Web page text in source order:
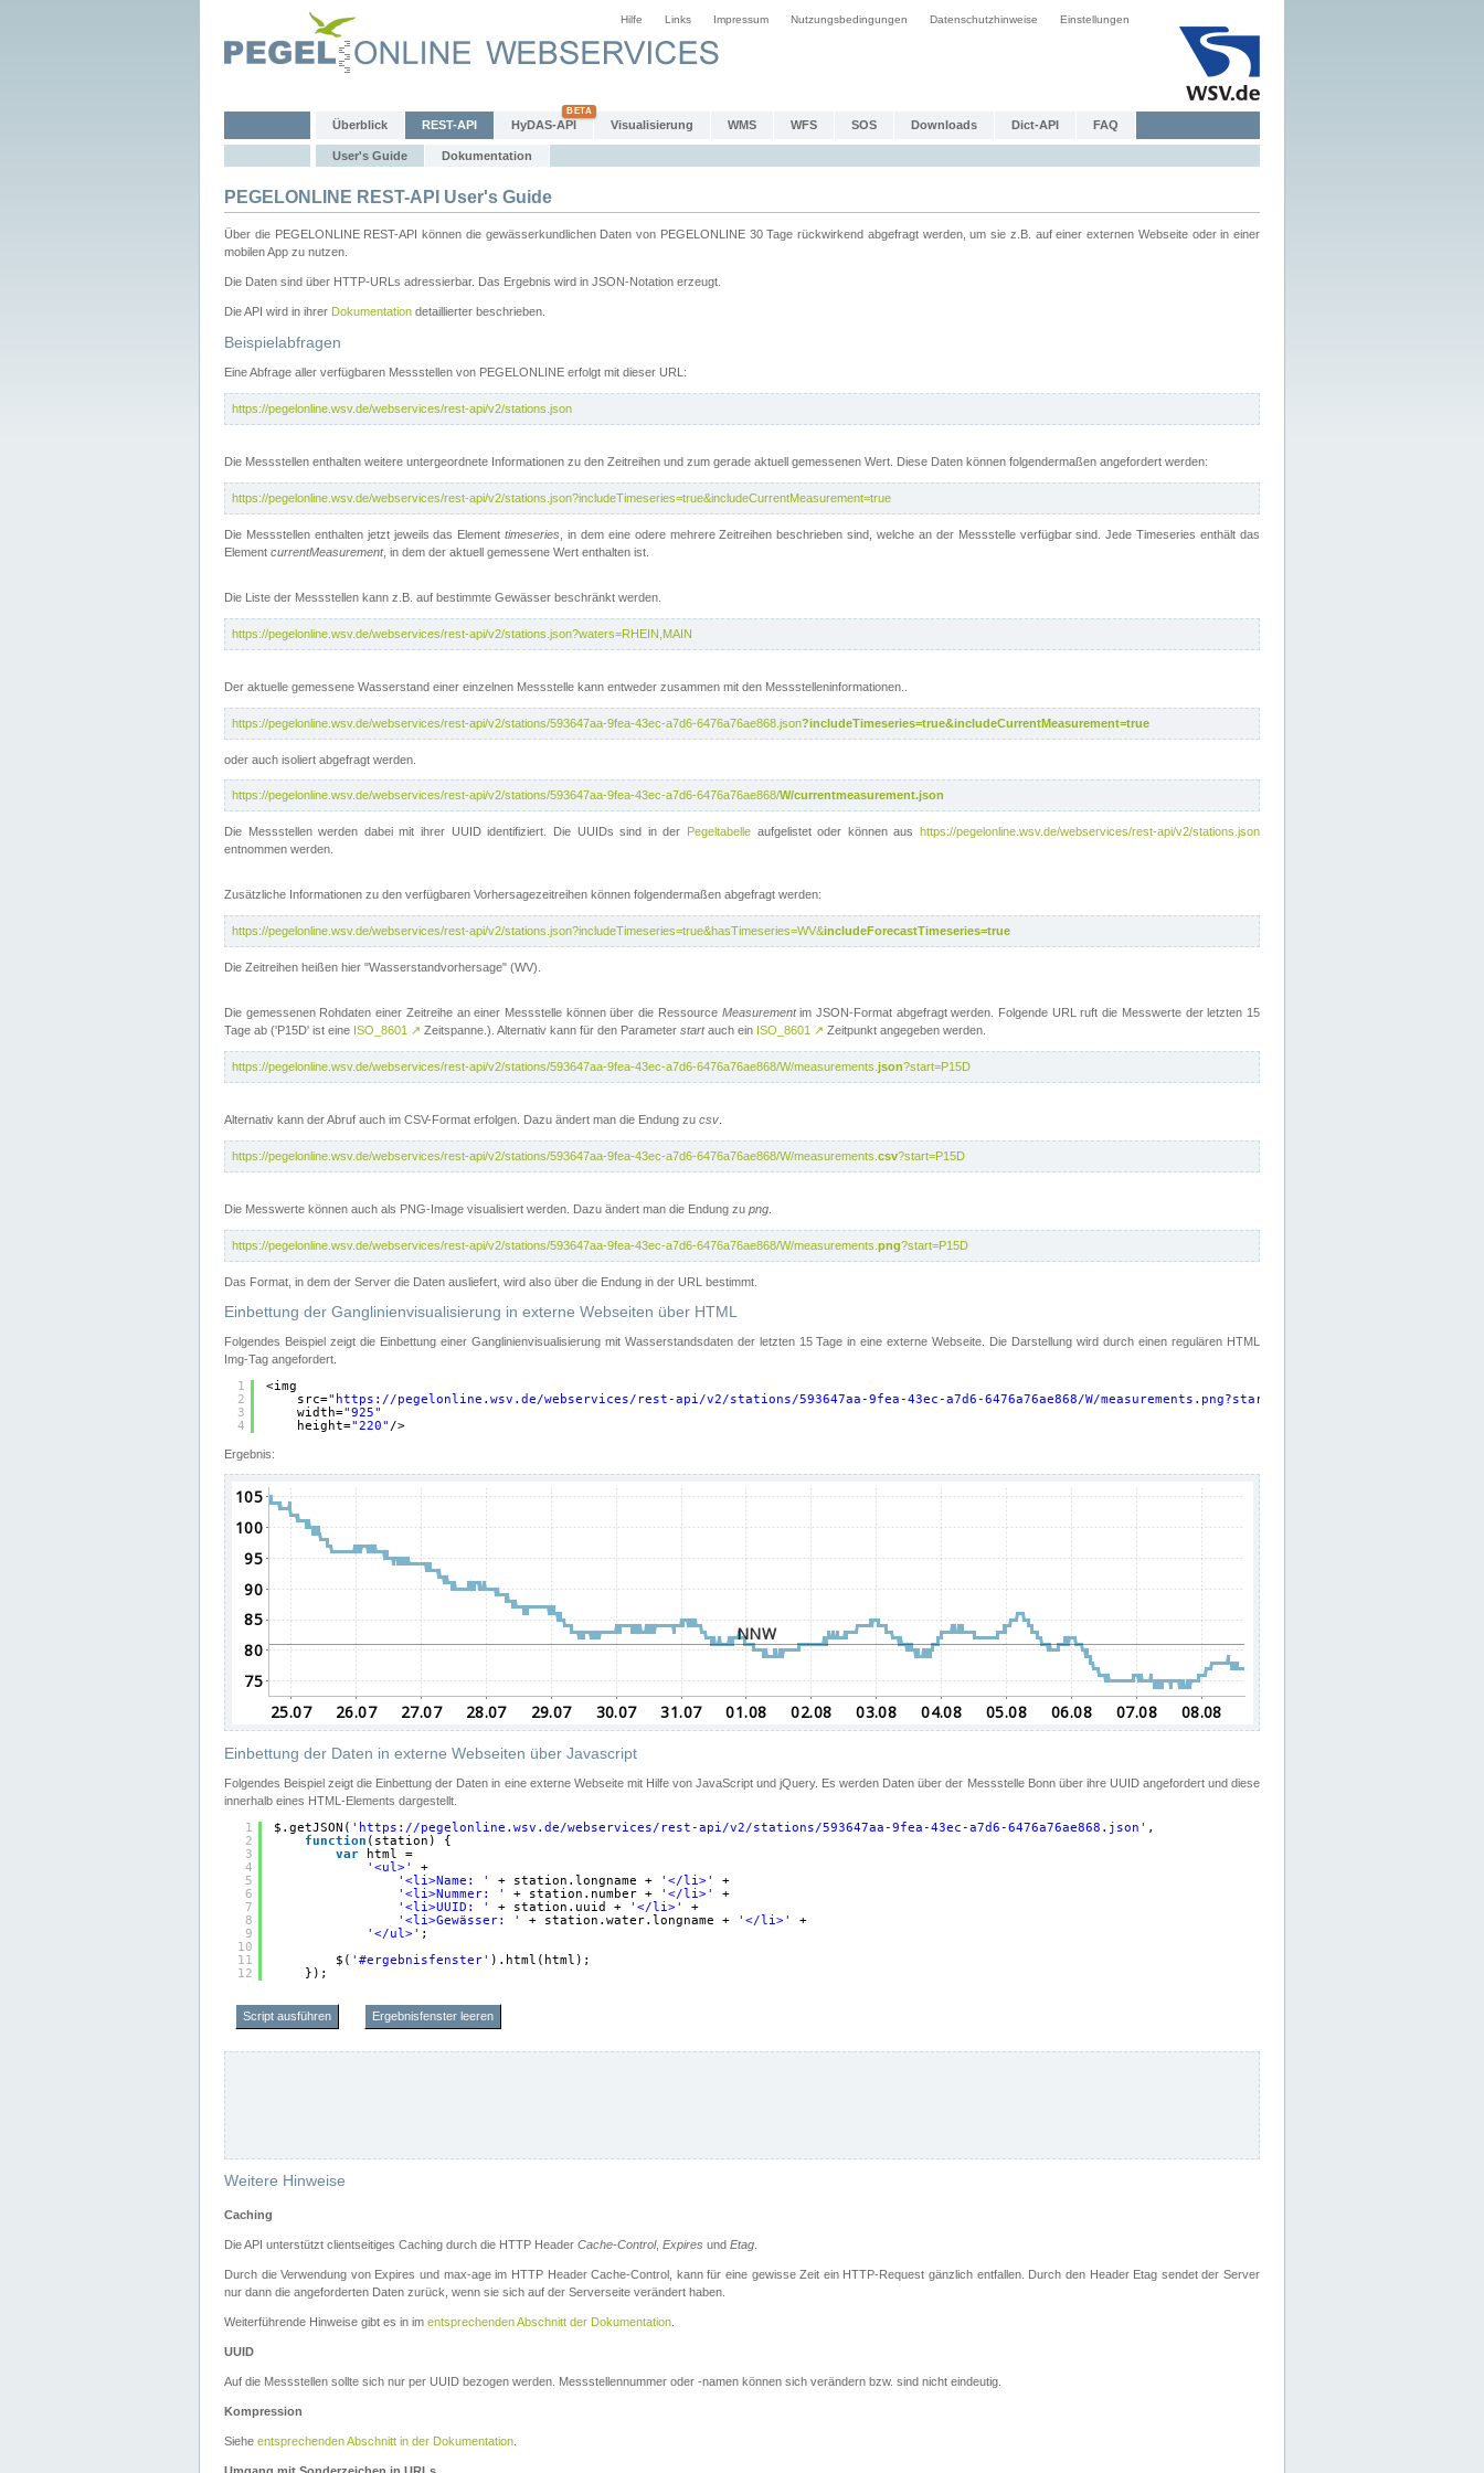
Hilfe Links Impressum Nutzungsbedingungen Datenschutzhinweise Einstellungen
Überblick REST-API HyDAS-API Visualisierung WMS WFS SOS Downloads Dict-API FAQ
User's Guide Dokumentation
PEGELONLINE REST-API User's Guide
Über die PEGELONLINE REST-API können die gewässerkundlichen Daten von PEGELONLINE 30 Tage rückwirkend abgefragt werden, um sie z.B. auf einer externen Webseite oder in einer
mobilen App zu nutzen.
Die Daten sind über HTTP-URLs adressierbar. Das Ergebnis wird in JSON-Notation erzeugt.
Die API wird in ihrer Dokumentation detaillierter beschrieben.
Beispielabfragen
Eine Abfrage aller verfügbaren Messstellen von PEGELONLINE erfolgt mit dieser URL:
https://pegelonline.wsv.de/webservices/rest-api/v2/stations.json
Die Messstellen enthalten weitere untergeordnete Informationen zu den Zeitreihen und zum gerade aktuell gemessenen Wert. Diese Daten können folgendermaßen angefordert werden:
https://pegelonline.wsv.de/webservices/rest-api/v2/stations.json?includeTimeseries=true&includeCurrentMeasurement=true
Die Messstellen enthalten jetzt jeweils das Elementtimeseries , in dem eine odere mehrere Zeitreihen beschrieben sind, welche an der Messstelle verfügbar sind. Jede Timeseries enthält das
Element currentMeasurement, in dem der aktuell gemessene Wert enthalten ist.
Die Liste der Messstellen kann z.B. auf bestimmte Gewässer beschränkt werden.
https://pegelonline.wsv.de/webservices/rest-api/v2/stations.json?waters=RHEIN,MAIN
Der aktuelle gemessene Wasserstand einer einzelnen Messstelle kann entweder zusammen mit den Messstelleninformationen..
https://pegelonline.wsv.de/webservices/rest-api/v2/stations/593647aa-9fea-43ec-a7d6-6476a76ae868.json?includeTimeseries=true&includeCurrentMeasurement=true
oder auch isoliert abgefragt werden.
https://pegelonline.wsv.de/webservices/rest-api/v2/stations/593647aa-9fea-43ec-a7d6-6476a76ae868/W/currentmeasurement.json
Die Messstellen werden dabei mit ihrer UUID identifiziert. Die UUIDs sind in der Pegeltabelleaufgelistet oder können aushttps://pegelonline.wsv.de/webservices/rest-api/v2/stations.json
entnommen werden.
Zusätzliche Informationen zu den verfügbaren Vorhersagezeitreihen können folgendermaßen abgefragt werden:
https://pegelonline.wsv.de/webservices/rest-api/v2/stations.json?includeTimeseries=true&hasTimeseries=WV&includeForecastTimeseries=true
Die Zeitreihen heißen hier "Wasserstandvorhersage" (WV).
Die gemessenen Rohdaten einer Zeitreihe an einer Messstelle können über die Ressource Measurementim JSON-Format abgefragt werden. Folgende URL ruft die Messwerte der letzten 15
Tage ab ('P15D' ist eine ISO_8601 ↗ Zeitspanne.). Alternativ kann für den Parameter startauch ein ISO_8601 ↗ Zeitpunkt angegeben werden.
https://pegelonline.wsv.de/webservices/rest-api/v2/stations/593647aa-9fea-43ec-a7d6-6476a76ae868/W/measurements. json?start=P15D
Alternativ kann der Abruf auch im CSV-Format erfolgen. Dazu ändert man die Endung zu csv
https://pegelonline.wsv.de/webservices/rest-api/v2/stations/593647aa-9fea-43ec-a7d6-6476a76ae868/W/measurements. csv?start=P15D
Die Messwerte können auch als PNG-Image visualisiert werden. Dazu ändert man die Endung zu png
https://pegelonline.wsv.de/webservices/rest-api/v2/stations/593647aa-9fea-43ec-a7d6-6476a76ae868/W/measurements. png?start=P15D
Das Format, in dem der Server die Daten ausliefert, wird also über die Endung in der URL bestimmt.
Einbettung der Ganglinienvisualisierung in externe Webseiten über HTML
Folgendes Beispiel zeigt die Einbettung einer Ganglinienvisualisierung mit Wasserstandsdaten der letzten 15 Tage in eine externe Webseite. Die Darstellung wird durch einen regulären HTML
Img-Tag angefordert.
1
2
3
4
<img
src=" https://pegelonline.wsv.de/webservices/rest-api/v2/stations/593647aa-9fea-43ec-a7d6-6476a76ae868/W/measurements.png?start=P15D&width=925&height=220
width="925"
height="220" />
Ergebnis:
Einbettung der Daten in externe Webseiten über Javascript
Folgendes Beispiel zeigt die Einbettung der Daten in eine externe Webseite mit Hilfe von JavaScript und jQuery. Es werden Daten über der Messstelle Bonn über ihre UUID angefordert und diese
innerhalb eines HTML-Elements dargestellt.
1
2
3
4
5
6
7
8
9
10
11
12
$.getJSON( ' https://pegelonline.wsv.de/webservices/rest-api/v2/stations/593647aa-9fea-43ec-a7d6-6476a76ae868.json ' ,
function (station) {
var
html =
'<ul>'
+
'<li>Name: '
+ station.longname + '</li>'
+
'<li>Nummer: '
+ station.number + '</li>'
+
'<li>UUID: '
+ station.uuid + '</li>'
+
'<li>Gewässer: '
+ station.water.longname + '</li>'
+
'</ul>' ;
$( '#ergebnisfenster' ).html(html);
});
Script ausführen Ergebnisfenster leeren
Weitere Hinweise
Caching
Die API unterstützt clientseitiges Caching durch die HTTP Header Cache-Control, Expires und Etag.
Durch die Verwendung von Expires und max-age im HTTP Header Cache-Control, kann für eine gewisse Zeit ein HTTP-Request gänzlich entfallen. Durch den Header Etag sendet der Server
nur dann die angeforderten Daten zurück, wenn sie sich auf der Serverseite verändert haben.
Weiterführende Hinweise gibt es in im entsprechenden Abschnitt der Dokumentation.
UUID
Auf die Messstellen sollte sich nur per UUID bezogen werden. Messstellennummer oder -namen können sich verändern bzw. sind nicht eindeutig.
Kompression
Siehe entsprechenden Abschnitt in der Dokumentation.